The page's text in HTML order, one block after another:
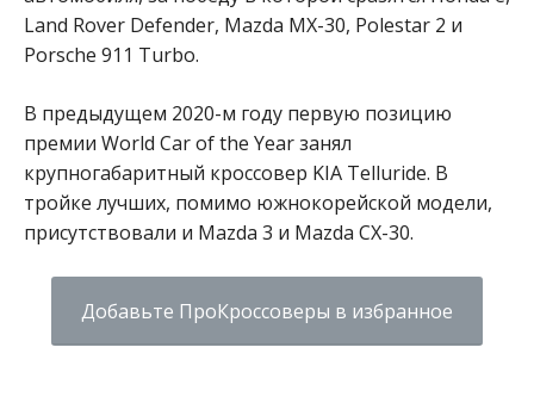
Land Rover Defender, Mazda MX-30, Polestar 2 и
Porsche 911 Turbo.
В предыдущем 2020-м году первую позицию
премии World Car of the Year занял
крупногабаритный кроссовер KIA Telluride. В
тройке лучших, помимо южнокорейской модели,
присутствовали и Mazda 3 и Mazda CX-30.
Добавьте ПроКроссоверы в избранное